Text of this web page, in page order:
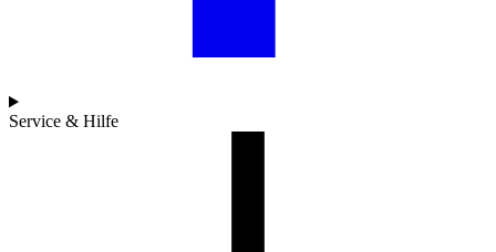
Service & Hilfe